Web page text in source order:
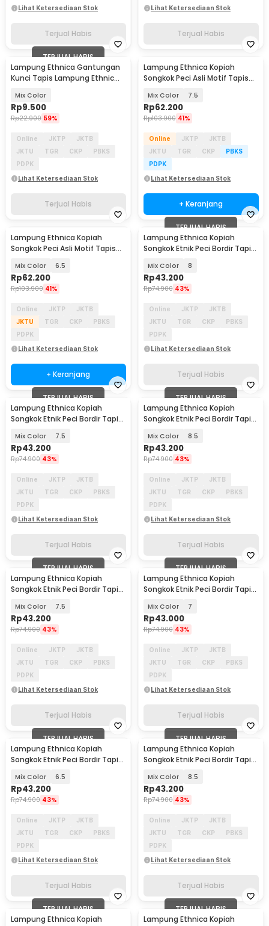
Lihat Ketersediaan Stok
Terjual Habis
Lihat Ketersediaan Stok
Terjual Habis
TERJUAL HABIS
Lampung Ethnica Gantungan
Kunci Tapis Lampung Ethnic
Mix Color
Rp9.500
Rp22.900 59%
Online JKTP
JKTB
JKTU
TGR CKP
PBKS
PDPK
Lihat Ketersediaan Stok
Terjual Habis
Lampung Ethnica Kopiah
Songkok Peci Asli Motif Tapis
Mix Color 7.5
Rp62.200
Rp103.900 41%
Online JKTP
JKTB
JKTU
TGR CKP
PBKS
PDPK
Lihat Ketersediaan Stok
+ Keranjang
Lampung Ethnica Kopiah
Songkok Peci Asli Motif Tapis
Mix Color 6.5
Rp62.200
Rp103.900 41%
Online JKTP
JKTB
JKTU
TGR CKP
PBKS
PDPK
Lihat Ketersediaan Stok
+ Keranjang
TERJUAL HABIS
Lampung Ethnica Kopiah
Songkok Etnik Peci Bordir Tapis
Mix Color 8
Rp43.200
Rp74.900 43%
Online JKTP
JKTB
JKTU
TGR CKP
PBKS
PDPK
Lihat Ketersediaan Stok
Terjual Habis
TERJUAL HABIS
Lampung Ethnica Kopiah
Songkok Etnik Peci Bordir Tapis
Mix Color 7.5
Rp43.200
Rp74.900 43%
Online JKTP
JKTB
JKTU
TGR CKP
PBKS
PDPK
Lihat Ketersediaan Stok
Terjual Habis
TERJUAL HABIS
Lampung Ethnica Kopiah
Songkok Etnik Peci Bordir Tapis
Mix Color 8.5
Rp43.200
Rp74.900 43%
Online JKTP
JKTB
JKTU
TGR CKP
PBKS
PDPK
Lihat Ketersediaan Stok
Terjual Habis
TERJUAL HABIS
Lampung Ethnica Kopiah
Songkok Etnik Peci Bordir Tapis
Mix Color 7.5
Rp43.200
Rp74.900 43%
Online JKTP
JKTB
JKTU
TGR CKP
PBKS
PDPK
Lihat Ketersediaan Stok
Terjual Habis
TERJUAL HABIS
Lampung Ethnica Kopiah
Songkok Etnik Peci Bordir Tapis
Mix Color 7
Rp43.000
Rp74.900 43%
Online JKTP
JKTB
JKTU
TGR CKP
PBKS
PDPK
Lihat Ketersediaan Stok
Terjual Habis
TERJUAL HABIS
Lampung Ethnica Kopiah
Songkok Etnik Peci Bordir Tapis
Mix Color 6.5
Rp43.200
Rp74.900 43%
Online JKTP
JKTB
JKTU
TGR CKP
PBKS
PDPK
Lihat Ketersediaan Stok
Terjual Habis
TERJUAL HABIS
Lampung Ethnica Kopiah
Songkok Etnik Peci Bordir Tapis
Mix Color 8.5
Rp43.200
Rp74.900 43%
Online JKTP
JKTB
JKTU
TGR CKP
PBKS
PDPK
Lihat Ketersediaan Stok
Terjual Habis
TERJUAL HABIS
Lampung Ethnica Kopiah
TERJUAL HABIS
Lampung Ethnica Kopiah